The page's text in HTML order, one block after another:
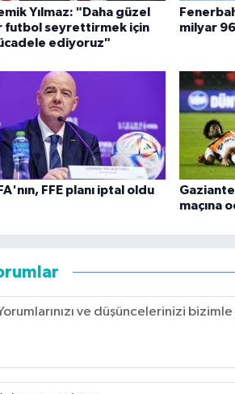
Yılmaz: "Daha güzel
futbol seyrettirmek için
ediyoruz"
milyar
FFE planı iptal oldu
maçına